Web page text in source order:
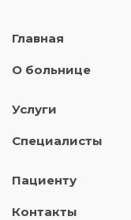
Главная
О больнице
Услуги
Специалисты
Пациенту
Контакты